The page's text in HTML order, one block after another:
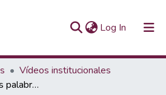
Log In (current)
Vídeos institucionales
Gramática al día : las palabras parasintéticas